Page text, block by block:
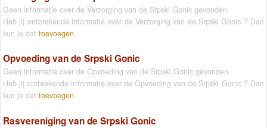
Geen informatie over de Verzorging van de Srpski Gonic gevonden.
Heb jij ontbrekende informatie over de Verzorging van de Srpski Gonic ? Dan
kun je dat toevoegen
Opvoeding van de Srpski Gonic
Geen informatie over de Opvoeding van de Srpski Gonic gevonden.
Heb jij ontbrekende informatie over de Opvoeding van de Srpski Gonic ? Dan
kun je dat toevoegen
Rasvereniging van de Srpski Gonic